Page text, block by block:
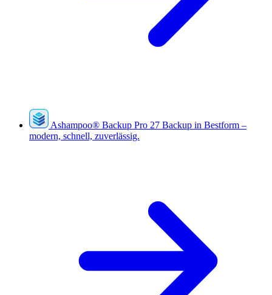
Ashampoo® Backup Pro 27 Backup in Bestform –
modern, schnell, zuverlässig.